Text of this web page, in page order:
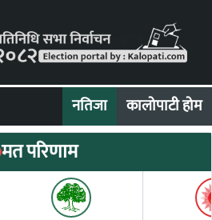
नतिजा कालोपाटी होम
मत परिणाम